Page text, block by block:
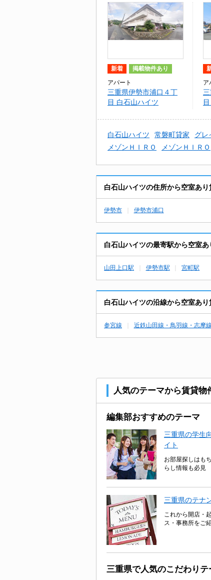
新着 掲載物件あり
アパート
三重県伊勢市浦口４丁
目 白石山ハイツ
ア
白石山ハイツ 常磐町貸家 グレ
メゾンＨＩＲＯ
メゾンＨＩＲＯ
白石山ハイツの住所から空室あ
伊勢市 伊勢市浦口
白石山ハイツの最寄駅から空室
山田上口駅 伊勢市駅 宮町駅
白石山ハイツの沿線から空室あ
参宮線 近鉄山田線・鳥羽線・志摩線
人気のテーマから賃貸物
編集部おすすめのテーマ
三重県の学生
イト
お部屋探しはも
らし情報も必見
三重県のテナ
これから開店・
ス・事務所をご
三重県で人気のこだわり